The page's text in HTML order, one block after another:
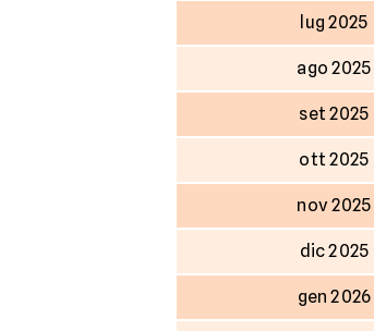
lug 2025
ago 2025
set 2025
ott 2025
nov 2025
dic 2025
gen 2026